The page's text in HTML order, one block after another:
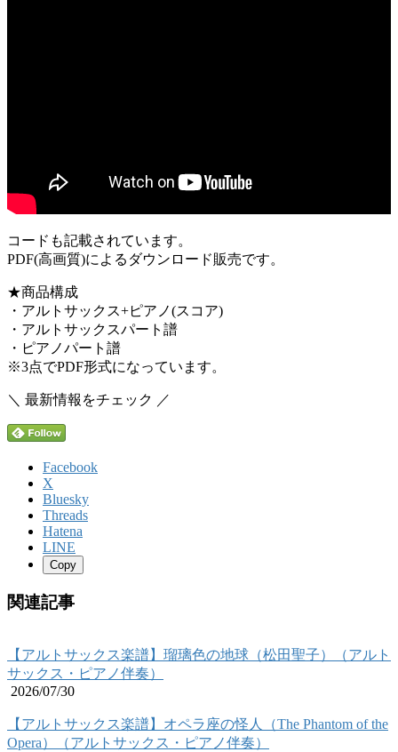
コードも記載されています。
PDF(高画質)によるダウンロード販売です。
★商品構成
・アルトサックス+ピアノ(スコア)
・アルトサックスパート譜
・ピアノパート譜
※3点でPDF形式になっています。
＼ 最新情報をチェック ／
Facebook
X
Bluesky
Threads
Hatena
LINE
Copy
関連記事
【アルトサックス楽譜】瑠璃色の地球（松田聖子）（アルト
サックス・ピアノ伴奏）
2026/07/30
【アルトサックス楽譜】オペラ座の怪人（The Phantom of the
Opera）（アルトサックス・ピアノ伴奏）